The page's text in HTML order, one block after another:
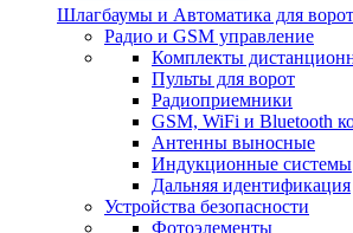
Шлагбаумы и Автоматика для ворот
Радио и GSM управление
Комплекты
Пульты для ворот
Радиоприемники
GSM, WiFi и Bluetooth
Антенны выносные
Индукционные системы
Дальняя идентификация
Устройства безопасности
Фотоэлементы